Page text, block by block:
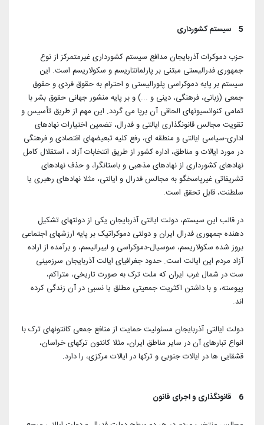
5 سیستم کشور‌داری
حزب دموکرات آذربایجان مدافع سیستم کشورداری غیرمتمرکز از نوع
جمهوری فدرالیستی مبتنی بر پارلمانتاریسم و سکولاریسم است. این
سیستم بر پایه دموکراسی پلورالیستی و احترام به حقوق فردی و حقوق
جمعی (زبانی، فرهنگی، دینی و ...) و بر پایه منشور جهانی حقوق بشر با
تمامی کنوانسیونهای الحاقی آن برپا می گردد. این مهم از طریق تأسیس و
تقویت مجالس قانونگذاری ایالتی و فدرال، تضمین اختیارات نهادهای
اداری-سیاسی ایالتی و منطقه ای، رفع کلیه تبعیضهای اقتصادی و فرهنگی
در مورد ایالات و مناطق، اداره کشور از طریق انتخابات آزاد ، استقلال کامل
نهادهای کشورداری از نهادهای مذهبی و باستانگرا، و حذف نهادهای
تشریفاتی غیرپاسخگو به مجالس فدرال و ایالتی، مثلا نهادهای رهبری یا
سلطنت، قابل تحقق است.
در قالب این سیستم، دولت ایالتی آذربایجان یکی از دولتهای تشکیل
دهنده جمهوری فدرال ایران و دولتی دموکراتیک بر پایه ارزشهای اجتماعی
بروز شده سکولاریسم، سوسیال-دموکراسی و لیبرالیسم، و برآمده از اراده
آزاد مردم این ایالت است. حدود جغرافیای ایالت آذربایجان سرزمینی
ست در شمال غرب ایران که ملت ترک به صورت تاریخی، متراکم،
پیوسته، و با داشتن اکثریت جمعیتی مطلق یا نسبی در آن زندگی کرده
اند.
دولت ایالتی آذربایجان مسئولیت حمایت از منافع جمعی کانتونهای ترک با
انواع تبارهای آن در سایر مناطق ایران، مثلا کانتون ترکهای خراسان،
قشقایی ها در ایالات جنوبی و ترکها در ایالات مرکزی، را دارد.
6 قانونگذاری و اجرای قانون